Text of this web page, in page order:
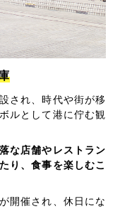
され、時代や街が移
ルとして港に佇む観
な店舗やレストラン
り、食事を楽しむこ
開催され、休日にな